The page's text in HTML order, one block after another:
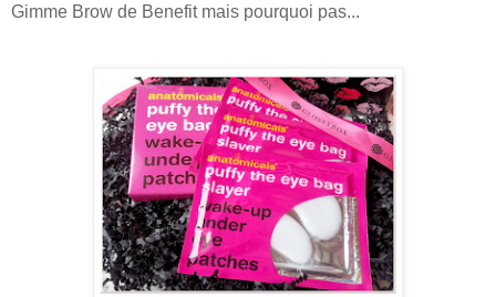
Gimme Brow de Benefit mais pourquoi pas...